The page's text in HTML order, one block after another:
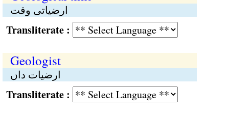
ارضیاتی وقت
:
Geologist
ارضیات داں
: